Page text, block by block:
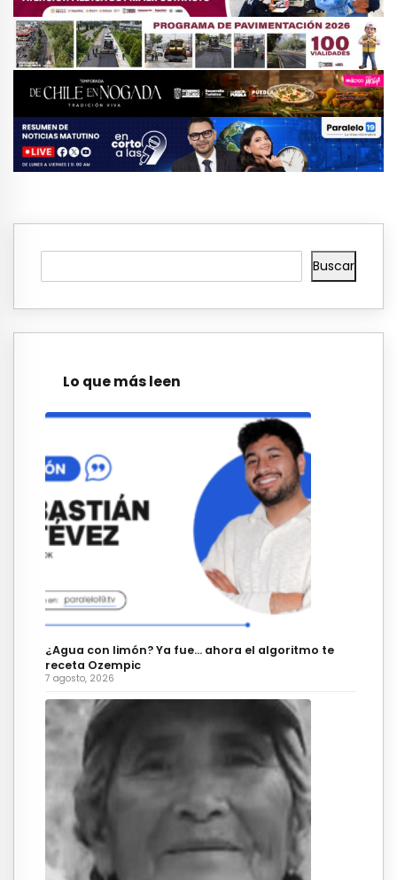
Buscar
Lo que más leen
¿Agua con limón? Ya fue… ahora el algoritmo te
receta Ozempic
7 agosto, 2026